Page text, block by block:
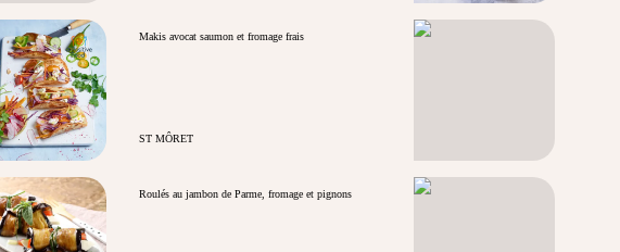
Makis avocat saumon et fromage frais
ST MÔRET
Roulés au jambon de Parme, fromage et pignons